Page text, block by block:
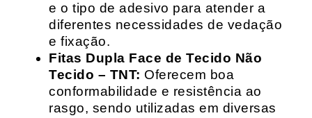
e o tipo de adesivo para atender a
diferentes necessidades de vedação
e fixação.
Fitas Dupla Face de Tecido Não
Tecido – TNT: Oferecem boa
conformabilidade e resistência ao
rasgo, sendo utilizadas em diversas